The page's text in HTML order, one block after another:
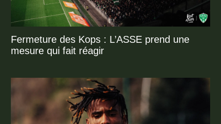
Fermeture des Kops : L’ASSE prend une
mesure qui fait réagir